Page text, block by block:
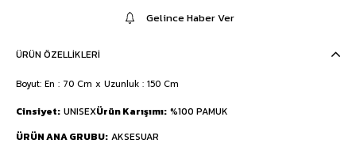
Gelince Haber Ver
ÜRÜN ÖZELLIKLERI
Boyut: En : 70 Cm x Uzunluk : 150 Cm
Cinsiyet UNISEXÜrün Karışımı %100 PAMUK
ÜRÜN ANA GRUBU AKSESUAR